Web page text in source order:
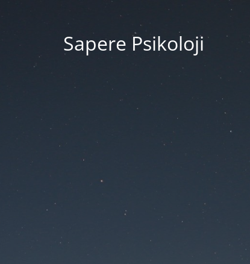
Sapere Psikoloji